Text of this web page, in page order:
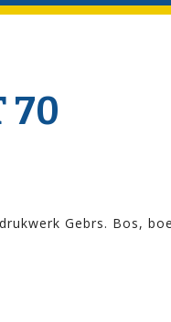
70
Gebrs. Bos,